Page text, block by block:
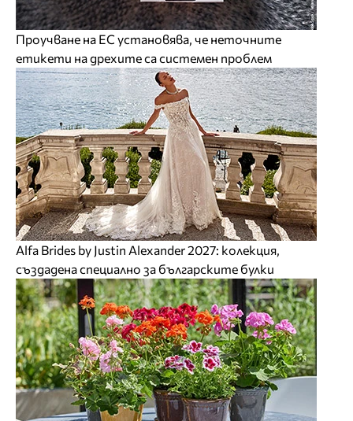
Проучване на ЕС установява, че неточните
етикети на дрехите са системен проблем
Alfa Brides by Justin Alexander 2027: колекция,
създадена специално за българските булки